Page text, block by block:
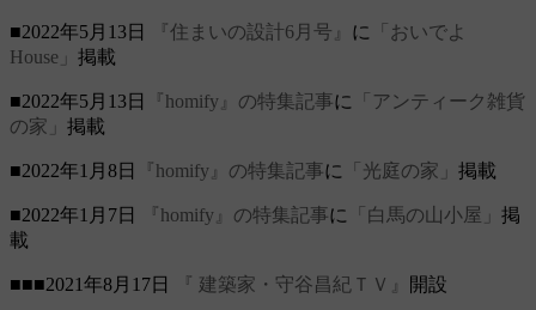
■2022年5月13日 『住まいの設計6月号』 に
「おいでよ
House」 掲載
■2022年5月13日 『homify』の特集記事に
「アンティーク雑貨
の家」 掲載
■2022年1月8日 『homify』の特集記事に 「光庭の家」 掲載
■2022年1月7日 『homify』の特集記事に 「白馬の山小屋」 掲
載
■■■2021年8月17日 『 建築家・守谷昌紀ＴＶ』 開設